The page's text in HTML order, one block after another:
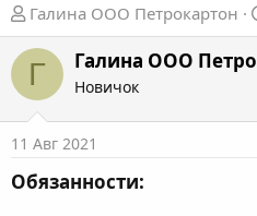
А
в
т
о
р
е
м
ы
Галина ООО Петрокартон
Г Галина ООО
Новичок
11 Авг 2021
Обязанности: